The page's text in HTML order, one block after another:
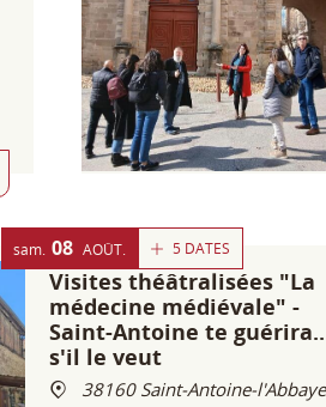
5 DATES
sam. 08 AOÛT
Visites théâtralisées "La
médecine médiévale" -
Saint-Antoine te
s'il le veut
38160 Saint-Antoine-l'Abbaye